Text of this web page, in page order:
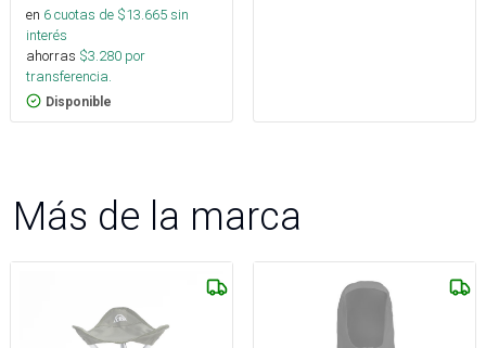
en 6cuotas de $13.665sin
interés
ahorras $3.280 por
transferencia.
Disponible
Más de la marca